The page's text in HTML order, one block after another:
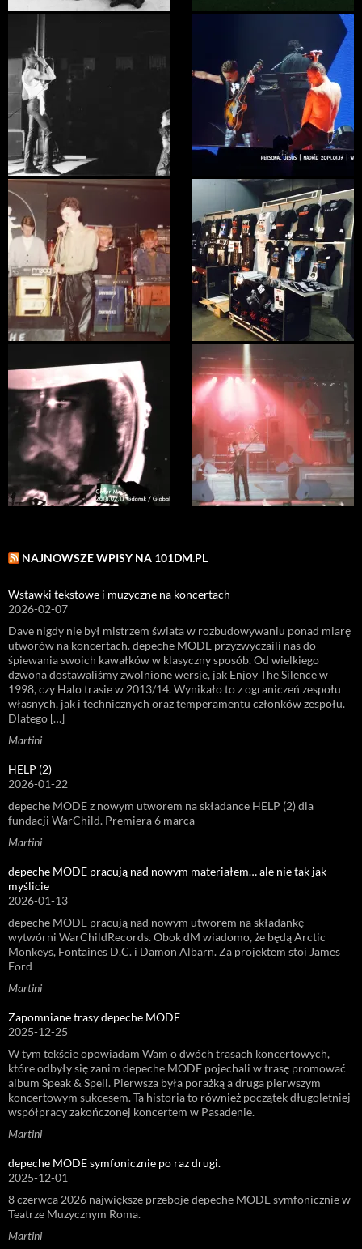
NAJNOWSZE WPISY NA 101DM.PL
Wstawki tekstowe i muzyczne na koncertach
2026-02-07
Dave nigdy nie był mistrzem świata w rozbudowywaniu ponad miarę
utworów na koncertach. depeche MODE przyzwyczaili nas do
śpiewania swoich kawałków w klasyczny sposób. Od wielkiego
dzwona dostawaliśmy zwolnione wersje, jak Enjoy The Silence w
1998, czy Halo trasie w 2013/14. Wynikało to z ograniczeń zespołu
własnych, jak i technicznych oraz temperamentu członków zespołu.
Dlatego […]
Martini
HELP (2)
2026-01-22
depeche MODE z nowym utworem na składance HELP (2) dla
fundacji WarChild. Premiera 6 marca
Martini
depeche MODE pracują nad nowym materiałem… ale nie tak jak
myślicie
2026-01-13
depeche MODE pracują nad nowym utworem na składankę
wytwórni WarChildRecords. Obok dM wiadomo, że będą Arctic
Monkeys, Fontaines D.C. i Damon Albarn. Za projektem stoi James
Ford
Martini
Zapomniane trasy depeche MODE
2025-12-25
W tym tekście opowiadam Wam o dwóch trasach koncertowych,
które odbyły się zanim depeche MODE pojechali w trasę promować
album Speak & Spell. Pierwsza była porażką a druga pierwszym
koncertowym sukcesem. Ta historia to również początek długoletniej
współpracy zakończonej koncertem w Pasadenie.
Martini
depeche MODE symfonicznie po raz drugi.
2025-12-01
8 czerwca 2026 największe przeboje depeche MODE symfonicznie w
Teatrze Muzycznym Roma.
Martini